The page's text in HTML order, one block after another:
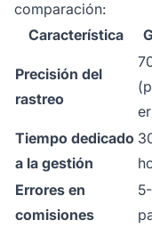
comparación:
Característica
Precisión del
rastreo
Tiempo dedicado
a la gestión
Errores en
comisiones